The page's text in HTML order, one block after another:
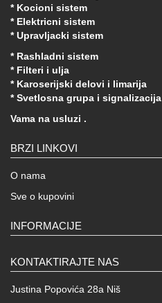
* Kocioni sistem
* Elektricni sistem
* Upravljacki sistem
* Rashladni sistem
* Filteri i ulja
* Karoserijski delovi i limarija
* Svetlosna grupa i signalizacija
Vama na usluzi .
BRZI LINKOVI
O nama
Sve o kupovini
INFORMACIJE
KONTAKTIRAJTE NAS
Justina Popovića 28a Niš